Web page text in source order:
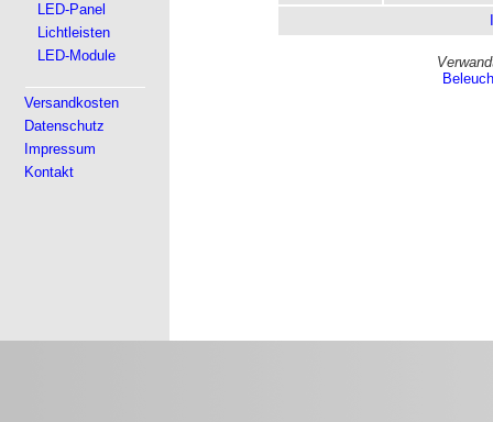
LED-Panel
Lichtleisten
LED-Module
Versandkosten
Datenschutz
Impressum
Kontakt